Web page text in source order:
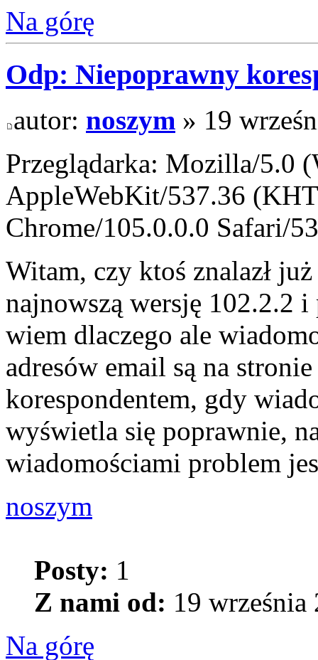
Na górę
Odp: Niepoprawny
autor: noszym » 19
Przeglądarka: Mozilla/5.0
AppleWebKit/537.36
Chrome/105.0.0.0 Safari/
Witam, czy ktoś znalazł
najnowszą wersję 102.2.2
wiem dlaczego ale
adresów email są na
korespondentem, gdy
wyświetla się poprawnie,
wiadomościami problem
noszym
Posty: 1
Z nami od: 19
Na górę